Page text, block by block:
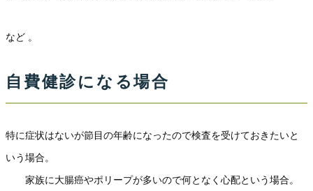
など 。
自費健診になる場合
特に症状はないが節目の年齢になったので検査を受けておきたいと
いう場合。
家族に大腸癌やポリープが多いので何となく心配という場合。